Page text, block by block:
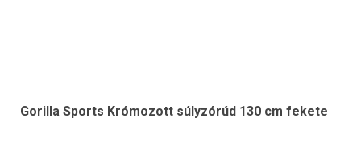
Gorilla Sports Krómozott súlyzórúd 130 cm fekete